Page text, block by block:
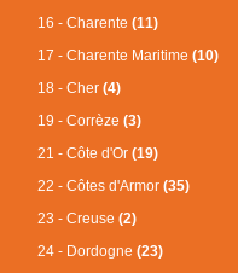
16 - Charente(11)
17 - Charente Maritime(10)
18 - Cher(4)
19 - Corrèze(3)
21 - Côte d'Or(19)
22 - Côtes d'Armor(35)
23 - Creuse(2)
24 - Dordogne(23)